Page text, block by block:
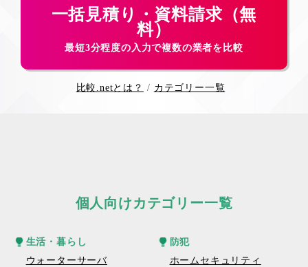
一括見積り・資料請求（無
料）
最短3分程度の入力で複数の業者を比較
比較.netとは？ カテゴリー一覧
個人向けカテゴリー一覧
生活・暮らし
ウォーターサーバ
防犯
ホームセキュリティ